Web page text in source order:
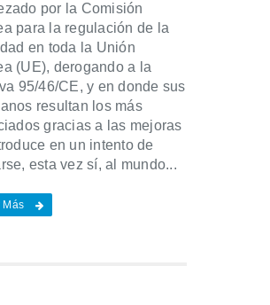
por la Comisión
para la regulación de la
en toda la Unión
(UE), derogando a la
95/46/CE, y en donde sus
resultan los más
gracias a las mejoras
en un intento de
esta vez sí, al mundo...
Más